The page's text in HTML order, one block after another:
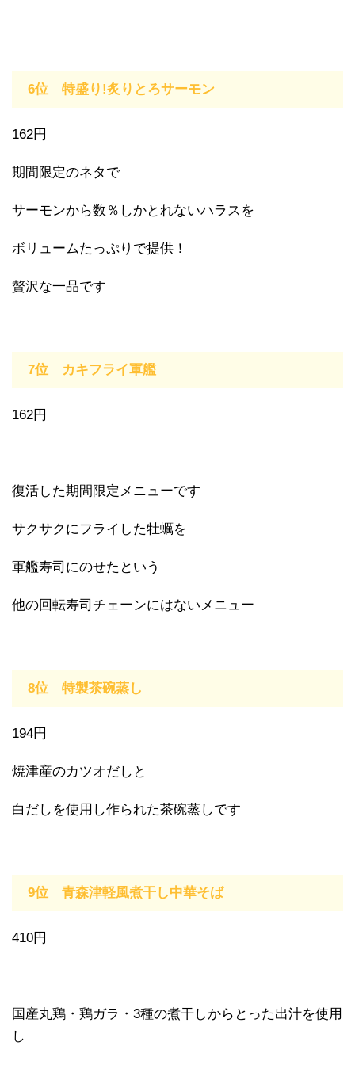
6位 特盛り!炙りとろサーモン
162円
期間限定のネタで
サーモンから数％しかとれないハラスを
ボリュームたっぷりで提供！
贅沢な一品です
7位 カキフライ軍艦
162円
復活した期間限定メニューです
サクサクにフライした牡蠣を
軍艦寿司にのせたという
他の回転寿司チェーンにはないメニュー
8位 特製茶碗蒸し
194円
焼津産のカツオだしと
白だしを使用し作られた茶碗蒸しです
9位 青森津軽風煮干し中華そば
410円
国産丸鶏・鶏ガラ・3種の煮干しからとった出汁を使用
し